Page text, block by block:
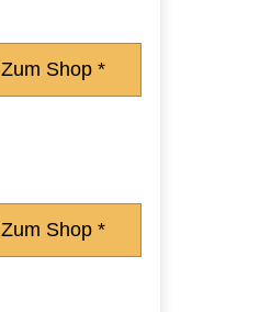
Zum Shop *
Zum Shop *